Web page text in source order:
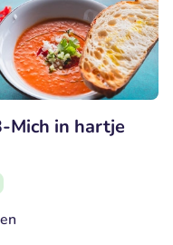
Mich in hartje